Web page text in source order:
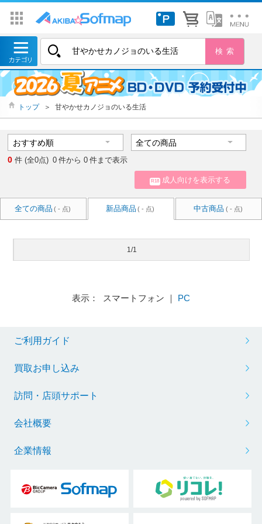
トップ ＞ 甘やかせカノジョのいる生活
0 件 (全0点) 0 件から 0 件まで表示
R18 成人向けを表示する
全ての商品 ( - 点) 新品商品 ( - 点) 中古商品 ( - 点)
1/1
表示： スマートフォン ｜ PC
ご利用ガイド
買取お申し込み
訪問・店頭サポート
会社概要
企業情報